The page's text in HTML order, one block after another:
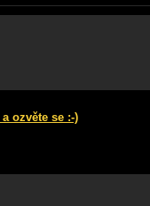
ozvěte se :-)